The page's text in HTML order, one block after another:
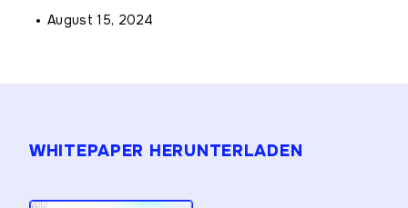
August 15, 2024
WHITEPAPER HERUNTERLADEN